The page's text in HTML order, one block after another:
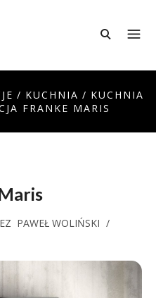
/ KUCHNIA / KUCHNIA
FRANKE MARIS
PAWEŁ WOLIŃSKI /